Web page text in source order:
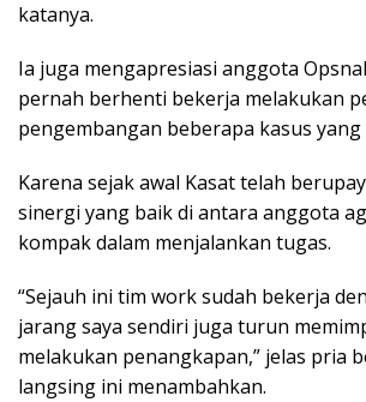
katanya.
Ia juga mengapresiasi anggota
pernah berhenti bekerja melakukan
pengembangan beberapa kasus
Karena sejak awal Kasat telah
sinergi yang baik di antara anggota
kompak dalam menjalankan tugas.
“Sejauh ini tim work sudah bekerja
jarang saya sendiri juga turun
melakukan penangkapan,” jelas pria
langsing ini menambahkan.